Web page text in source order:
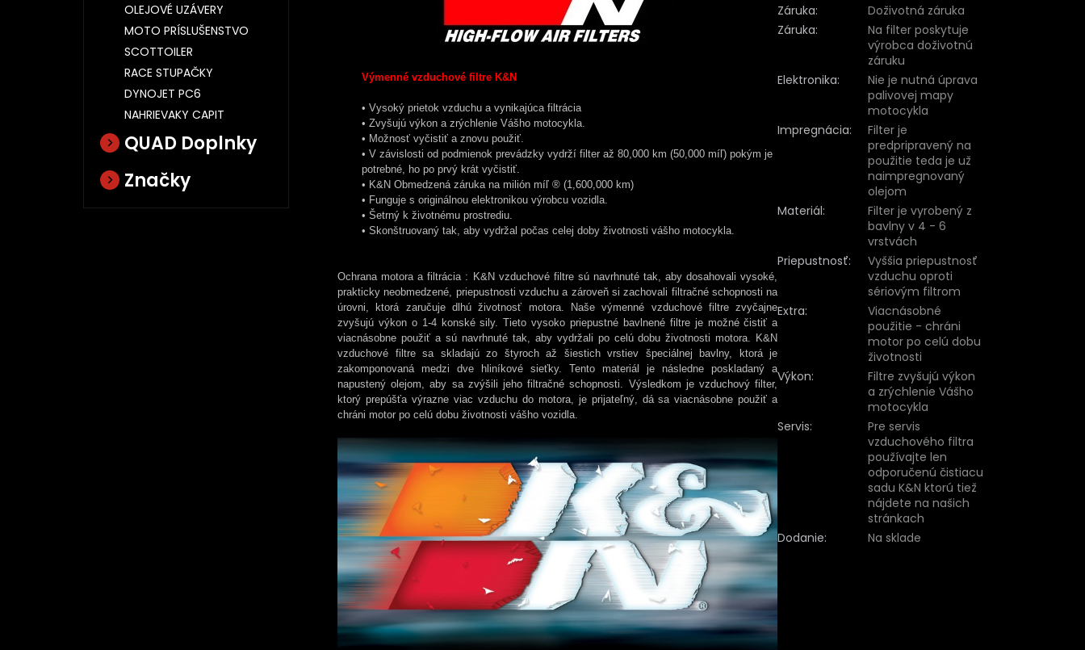
OLEJOVÉ UZÁVERY
MOTO PRÍSLUŠENSTVO
SCOTTOILER
RACE STUPAČKY
DYNOJET PC6
NAHRIEVAKY CAPIT
QUAD Doplnky
Značky
Výmenné vzduchové filtre K&N
• Vysoký prietok vzduchu a vynikajúca filtrácia
• Zvyšujú výkon a zrýchlenie Vášho motocykla.
• Možnosť vyčistiť a znovu použiť.
• V závislosti od podmienok prevádzky vydrží filter až 80,000 km (50,000 míľ) pokým je
potrebné, ho po prvý krát vyčistiť.
• K&N Obmedzená záruka na milión míľ ® (1,600,000 km)
• Funguje s originálnou elektronikou výrobcu vozidla.
• Šetrný k životnému prostrediu.
• Skonštruovaný tak, aby vydržal počas celej doby životnosti vášho motocykla.
Ochrana motora a filtrácia : K&N vzduchové filtre sú navrhnuté tak, aby dosahovali vysoké,
prakticky neobmedzené, priepustnosti vzduchu a zároveň si zachovali filtračné schopnosti na
úrovni, ktorá zaručuje dlhú životnosť motora. Naše výmenné vzduchové filtre zvyčajne
zvyšujú výkon o 1-4 konské sily. Tieto vysoko priepustné bavlnené filtre je možné čistiť a
viacnásobne použiť a sú navrhnuté tak, aby vydržali po celú dobu životnosti motora. K&N
vzduchové filtre sa skladajú zo štyroch až šiestich vrstiev špeciálnej bavlny, ktorá je
zakomponovaná medzi dve hliníkové sieťky. Tento materiál je následne poskladaný a
napustený olejom, aby sa zvýšili jeho filtračné schopnosti. Výsledkom je vzduchový filter,
ktorý prepúšťa výrazne viac vzduchu do motora, je prijateľný, dá sa viacnásobne použiť a
chráni motor po celú dobu životnosti vášho vozidla.
Záruka:
Doživotná záruka
Záruka:
Na filter poskytuje
výrobca doživotnú
záruku
Elektronika:
Nie je nutná úprava
palivovej mapy
motocykla
Impregnácia:
Filter je
predpripravený na
použitie teda je už
naimpregnovaný
olejom
Materiál:
Filter je vyrobený z
bavlny v 4 - 6
vrstvách
Priepustnosť:
Vyššia priepustnosť
vzduchu oproti
sériovým filtrom
Extra:
Viacnásobné
použitie - chráni
motor po celú dobu
životnosti
Výkon:
Filtre zvyšujú výkon
a zrýchlenie Vášho
motocykla
Servis:
Pre servis
vzduchového filtra
používajte len
odporučenú čistiacu
sadu K&N ktorú tiež
nájdete na našich
stránkach
Dodanie: Na sklade